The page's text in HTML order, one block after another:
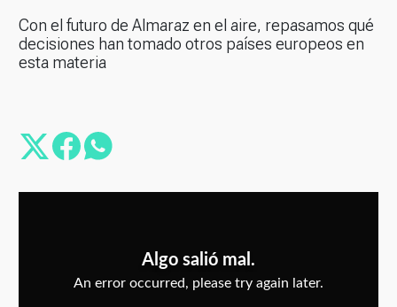
Con el futuro de Almaraz en el aire, repasamos qué
decisiones han tomado otros países europeos en
esta materia